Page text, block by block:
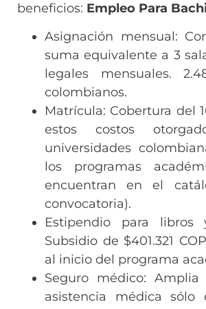
beneficios: Empleo Para
Asignación mensual:
suma equivalente a 3
legales mensuales.
colombianos.
Matrícula: Cobertura del
estos costos
universidades
los programas
encuentran en el
convocatoria).
Estipendio para libros
Subsidio de $401.321
al inicio del programa
Seguro médico: Amplia
asistencia médica sólo